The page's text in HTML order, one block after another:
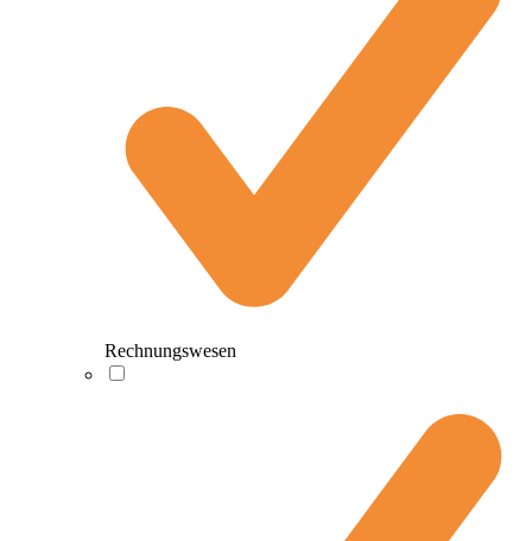
Rechnungswesen